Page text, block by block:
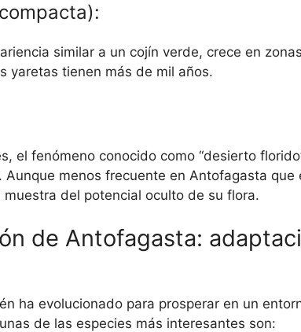
similar a un cojín verde, crece en
yaretas tienen más de mil años.
el fenómeno conocido como “desierto
menos frecuente en Antofagasta que
del potencial oculto de su flora.
de Antofagasta:
ha evolucionado para prosperar en un
de las especies más interesantes son: